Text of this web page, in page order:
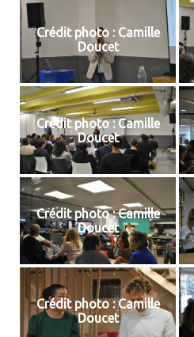
Crédit photo : Camille
Doucet
Crédit photo : Camille
Doucet
Crédit photo : Camille
Doucet
Crédit photo : Camille
Doucet